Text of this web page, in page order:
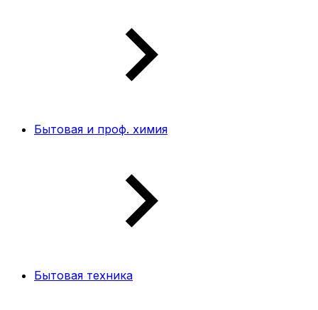
Бытовая и проф. химия
Бытовая техника